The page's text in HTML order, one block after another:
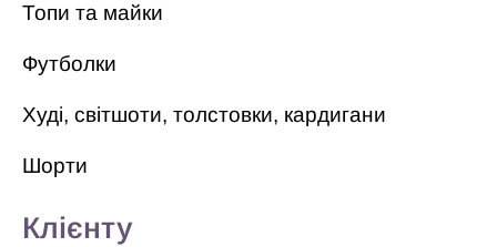
Топи та майки
Футболки
Худі, світшоти, толстовки, кардигани
Шорти
Клієнту